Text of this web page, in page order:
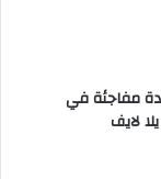
مفاجئة في
لايف